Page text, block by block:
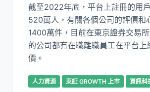
截至2022年底，平台上註冊的用
520萬人，有關各個公司的評價和
1400萬件，目前在東京證券交易
的公司都有在職離職員工在平台上
價。
人力資源 東証 GROWTH 上市 資訊科